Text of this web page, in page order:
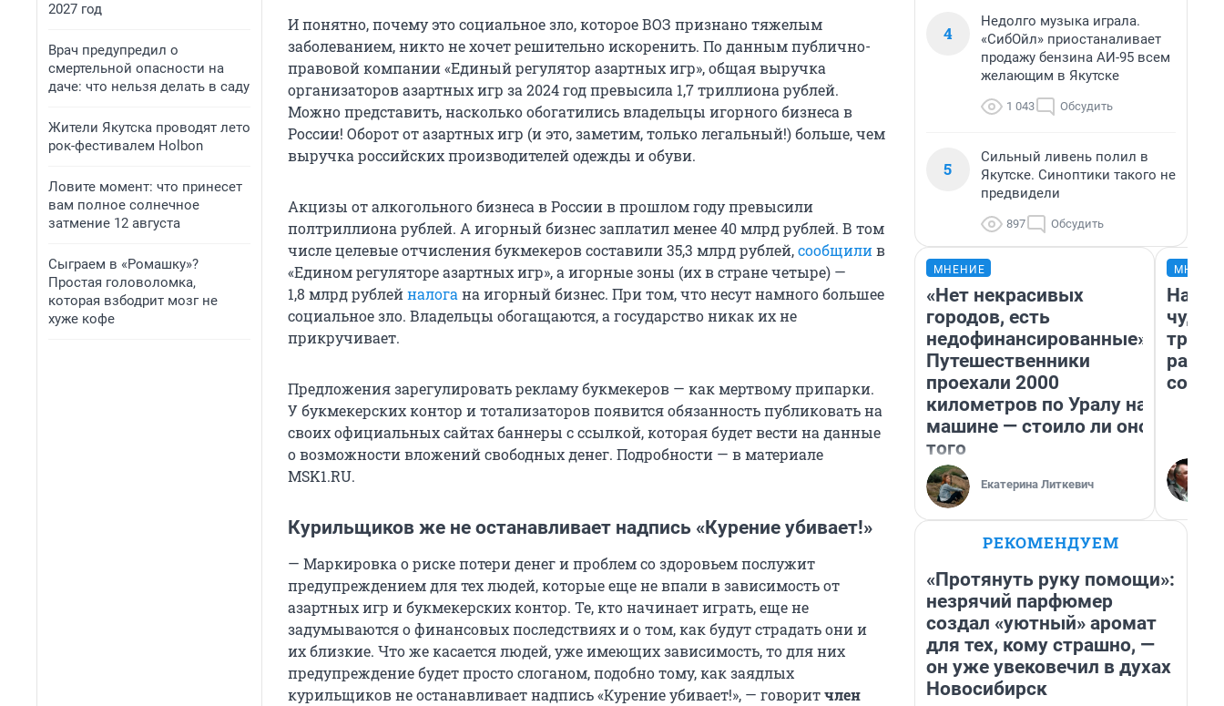
2027 год
Врач предупредил о
смертельной опасности на
даче: что нельзя делать в саду
Жители Якутска проводят лето
рок-фестивалем Holbon
Ловите момент: что принесет
вам полное солнечное
затмение 12 августа
Сыграем в «Ромашку»?
Простая головоломка,
которая взбодрит мозг не
хуже кофе
И понятно, почему это социальное зло, которое ВОЗ признано тяжелым
заболеванием, никто не хочет решительно искоренить. По данным публично-
правовой компании «Единый регулятор азартных игр», общая выручка
организаторов азартных игр за 2024 год превысила 1,7 триллиона рублей.
Можно представить, насколько обогатились владельцы игорного бизнеса в
России! Оборот от азартных игр (и это, заметим, только легальный!) больше, чем
выручка российских производителей одежды и обуви.
Акцизы от алкогольного бизнеса в России в прошлом году превысили
полтриллиона рублей. А игорный бизнес заплатил менее 40 млрд рублей. В том
числе целевые отчисления букмекеров составили 35,3 млрд рублей,сообщилив
«Едином регуляторе азартных игр», а игорные зоны (их в стране четыре) —
1,8 млрд рублейналога на игорный бизнес. При том, что несут намного большее
социальное зло. Владельцы обогащаются, а государство никак их не
прикручивает.
Предложения зарегулировать рекламу букмекеров — как мертвому припарки.
У букмекерских контор и тотализаторов появится обязанность публиковать на
своих официальных сайтах баннеры с ссылкой, которая будет вести на данные
о возможности вложений свободных денег. Подробности — в материале
MSK1.RU.
Курильщиков же не останавливает надпись «Курение убивает!»
— Маркировка о риске потери денег и проблем со здоровьем послужит
предупреждением для тех людей, которые еще не впали в зависимость от
азартных игр и букмекерских контор. Те, кто начинает играть, еще не
задумываются о финансовых последствиях и о том, как будут страдать они и
их близкие. Что же касается людей, уже имеющих зависимость, то для них
предупреждение будет просто слоганом, подобно тому, как заядлых
курильщиков не останавливает надпись «Курение убивает!», — говоритчлен
4
Недолго музыка играла.
«СибОйл» приостаналивает
продажу бензина АИ-95 всем
желающим в Якутске
1 043 Обсудить
5
Сильный ливень полил в
Якутске. Синоптики такого не
предвидели
897 Обсудить
МНЕНИЕ
«Нет некрасивых
городов, есть
недофинансированные».
Путешественники
проехали 2000
километров по Уралу на
машине — стоило ли оно
того
Екатерина Литкевич
РЕКОМЕНДУЕМ
«Протянуть руку помощи»:
незрячий парфюмер
создал «уютный» аромат
для тех, кому страшно, —
он уже увековечил в духах
Новосибирск